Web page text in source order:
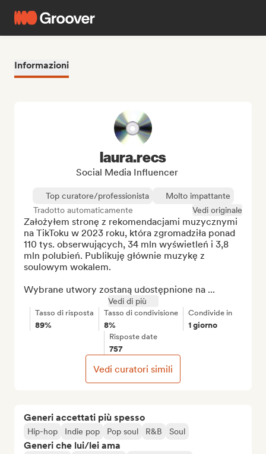
Informazioni
Generi accettati più spesso
Hip-hop Indie pop Pop soul R&B Soul
Generi che lui/lei ama
laura.recs
Social Media Influencer
Top curatore/professionista
Molto impattante
Tradotto automaticamente
Vedi originale
Założyłem stronę z rekomendacjami muzycznymi
na TikToku w 2023 roku, która zgromadziła ponad
110 tys. obserwujących, 34 mln wyświetleń i 3,8
mln polubień. Publikuję głównie muzykę z
soulowym wokalem.
Wybrane utwory zostaną udostępnione na ...
Vedi di più
Tasso di risposta
89%
Tasso di condivisione
8%
Condivide in
1 giorno
Risposte date
757
Vedi curatori simili